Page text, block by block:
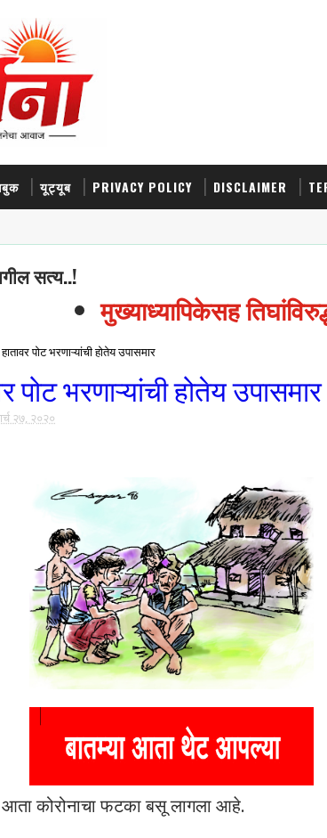
यूट्यूब PRIVACY POLICY DISCLAIMER
सत्य..!
मुख्याध्यापिकेसह तिघांविरुद्ध
पोट भरणाऱ्यांची होतेय उपासमार
पोट भरणाऱ्यांची होतेय उपासमार
२७, २०२०
कोरोनाचा फटका बसू लागला आहे.